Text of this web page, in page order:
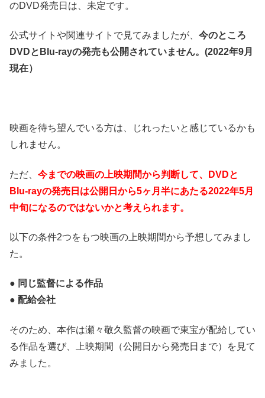
のDVD発売日は、未定です。
公式サイトや関連サイトで見てみましたが、 今のところ
DVDとBlu-rayの発売も公開されていません。(2022年9月
現在）
映画を待ち望んでいる方は、じれったいと感じているかも
しれません。
ただ、 今までの映画の上映期間から判断して、DVDと
Blu-rayの発売日は公開日から5ヶ月半にあたる2022年5月
中旬になるのではないかと考えられます。
以下の条件2つをもつ映画の上映期間から予想してみまし
た。
● 同じ監督による作品
● 配給会社
そのため、本作は瀬々敬久監督の映画で東宝が配給してい
る作品を選び、上映期間（公開日から発売日まで）を見て
みました。